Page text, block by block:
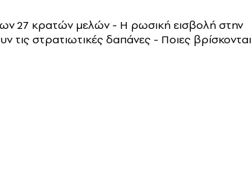
27 κρατών μελών - Η ρωσική εισβολή στην
στρατιωτικές δαπάνες - Ποιες βρίσκονται